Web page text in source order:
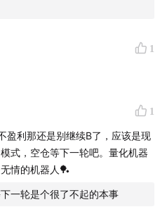
1
1
盈利那还是别继续B了，应该是现
式，空仓等下一轮吧。量化机器
情的机器人🏓
一轮是个很了不起的本事